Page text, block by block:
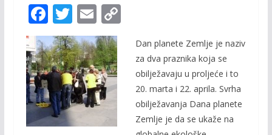
F
ac
e
b
o
o
T
w
itt
er
E
m
ai
l
C
Dan planete Zemlje je naziv
za dva praznika koja se
obilježavaju u proljeće i to
20. marta i 22. aprila. Svrha
obilježavanja Dana planete
Zemlje je da se ukaže na